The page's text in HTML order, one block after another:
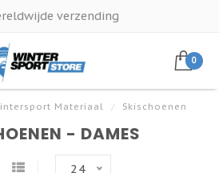
verzending
0
Materiaal / Skischoenen
- DAMES
24